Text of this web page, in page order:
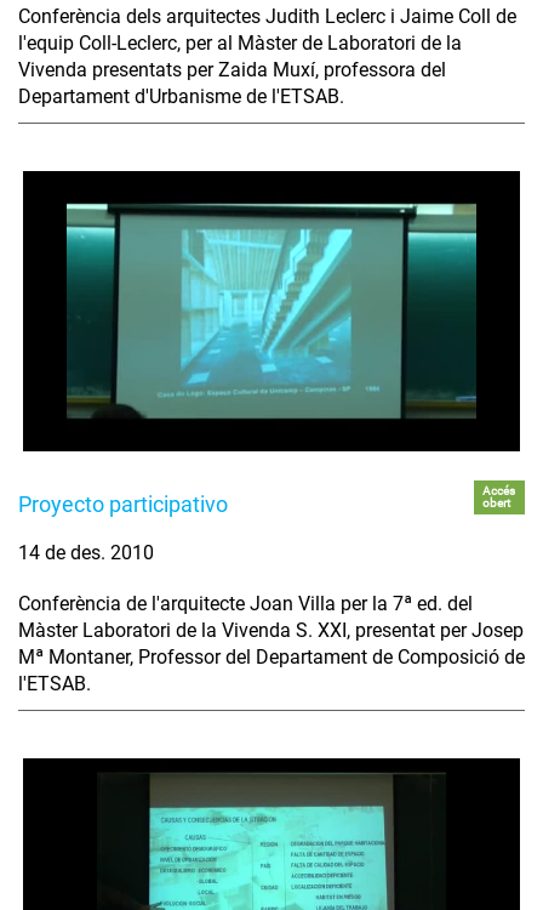
Conferència dels arquitectes Judith Leclerc i Jaime Coll de
l'equip Coll-Leclerc, per al Màster de Laboratori de la
Vivenda presentats per Zaida Muxí, professora del
Departament d'Urbanisme de l'ETSAB.
Proyecto participativo
Accés
obert
14 de des. 2010
Conferència de l'arquitecte Joan Villa per la 7ª ed. del
Màster Laboratori de la Vivenda S. XXI, presentat per Josep
Mª Montaner, Professor del Departament de Composició de
l'ETSAB.